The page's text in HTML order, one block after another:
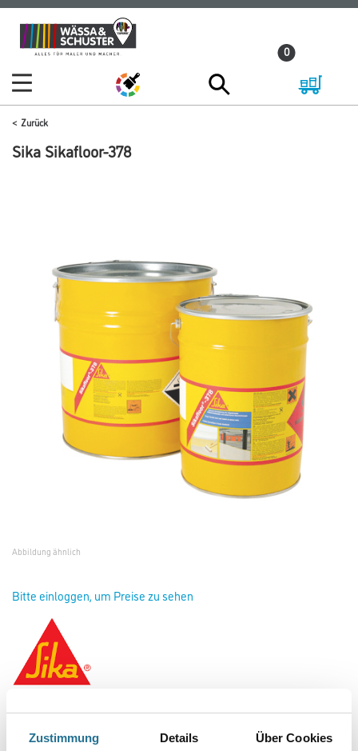
Zustimmung Details Über Cookies
Zum
Inhalt
Zum
Navigationsmenü
0
Zurück
Sika Sikafloor-378
Abbildung ähnlich
Bitte einloggen, um Preise zu sehen
Sikafloor-378 (AB) PG1 30,0 kg RAL 7016
Art-Nr.:1012-009795